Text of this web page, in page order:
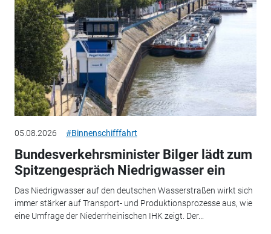
05.08.2026 #Binnenschifffahrt
Bundesverkehrsminister Bilger lädt zum
Spitzengespräch Niedrigwasser ein
Das Niedrigwasser auf den deutschen Wasserstraßen wirkt sich
immer stärker auf Transport- und Produktionsprozesse aus, wie
eine Umfrage der Niederrheinischen IHK zeigt. Der...